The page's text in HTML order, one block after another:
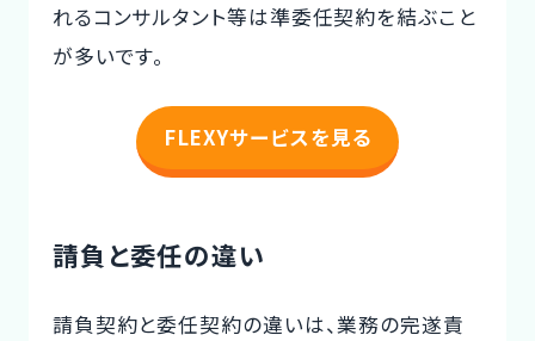
れるコンサルタント等は準委任契約を結ぶこと
が多いです。
FLEXYサービスを見る
請負と委任の違い
請負契約と委任契約の違いは、業務の完遂責